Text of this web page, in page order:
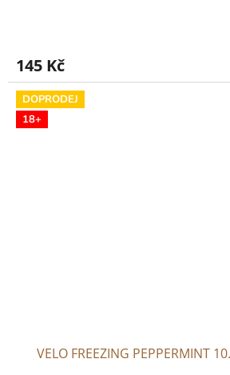
145 Kč
DOPRODEJ
18+
VELO FREEZING PEPPERMINT